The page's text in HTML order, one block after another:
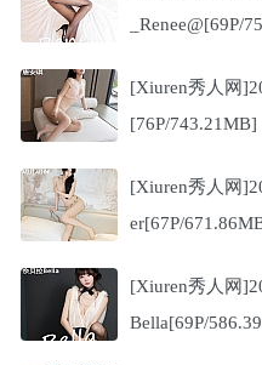
_Renee@[69P/
[Xiuren秀人网
[76P/743.21MB]
[Xiuren秀人网
er[67P/
[Xiuren秀人网
Bella[69P/